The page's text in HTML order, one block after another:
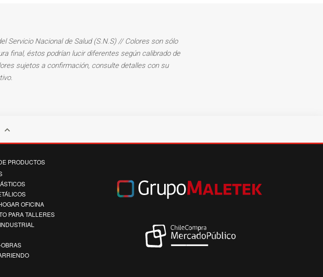
Servicio Nacional de Salud (S.N.S) // Colores son sólo
final, éstos podrían lucir diferentes según calibrado de
sujetos a confirmación, consulte detalles con su
keyboard_arrow_up
PRODUCTOS
OFICINA
PARA TALLERES